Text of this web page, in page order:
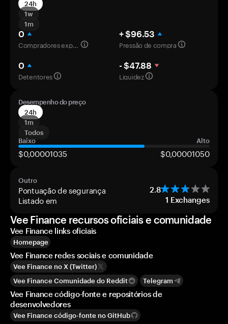
24h
1w
1m
0
Compradores experientes
+ $96.53
Pressão de compra
0
Detentores
- $47.88
Liquidez
Desempenho do preço
24h
1m
Todos
Baixo
Alto
$0,00001035 $0,00001050
Outro
Pontuação de segurança 2.8
Listado em 1 Exchanges
Vee Finance recursos oficiais e comunidade
Vee Finance links oficiais
Homepage
Vee Finance redes sociais e comunidade
Vee Finance no X (Twitter)
Vee Finance Comunidade do Reddit
Telegram
Vee Finance código-fonte e repositórios de
desenvolvedores
Vee Finance código-fonte no GitHub